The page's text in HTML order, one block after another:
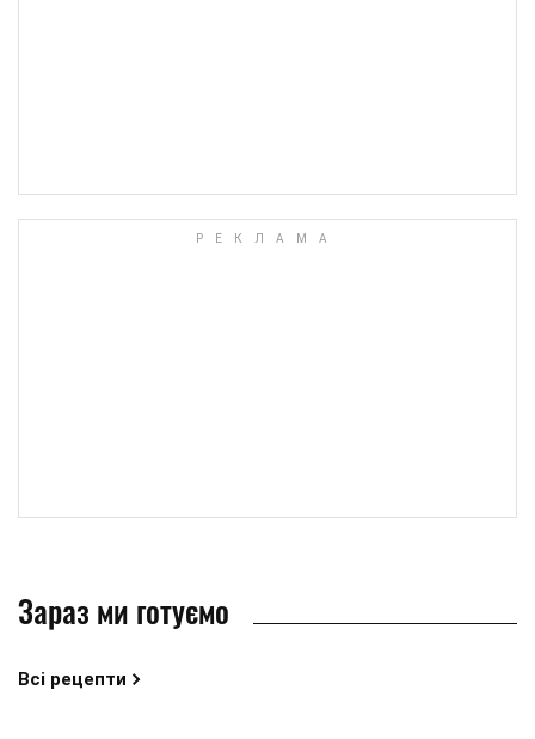
Зараз ми готуємо
Всі рецепти